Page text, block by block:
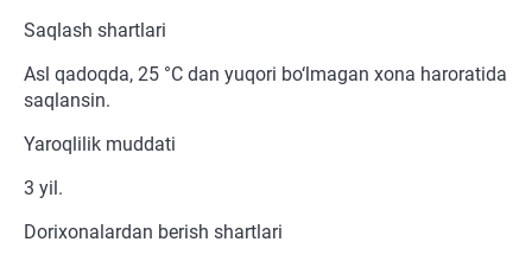
Saqlash shartlari
Asl qadoqda, 25 °C dan yuqori bo‘lmagan xona haroratida
saqlansin.
Yaroqlilik muddati
3 yil.
Dorixonalardan berish shartlari